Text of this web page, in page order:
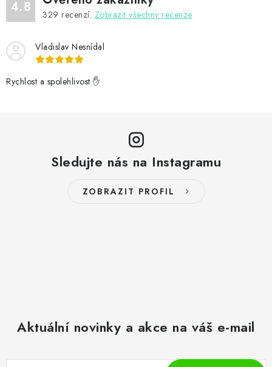
4.8 329 recenzí. Zobrazit všechny recenze
Vladislav Nesnídal
Rychlost a spolehlivost ✋
Sledujte nás na Instagramu
ZOBRAZIT PROFIL
Aktuální novinky a akce na váš e-mail